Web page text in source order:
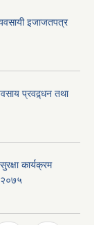
इजाजतपत्र
प्रवद्र्धन तथा
कार्यक्रम
२०७५